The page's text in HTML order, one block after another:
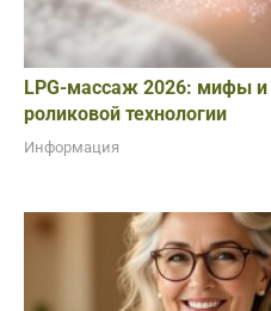
LPG-массаж 2026: мифы и
роликовой технологии
Информация